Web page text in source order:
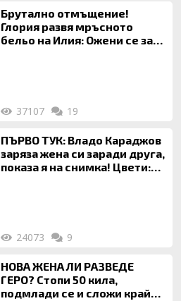
Брутално отмъщение!
Глория развя мръсното
бельо на Илия: Ожени се за
37107 19
ПЪРВО ТУК: Владо Караджов
заряза жена си заради друга,
показа я на снимка! Цвети:
24073 9
НОВА ЖЕНА ЛИ РАЗВЕДЕ
ГЕРО? Стопи 50 кила,
подмлади се и сложи край